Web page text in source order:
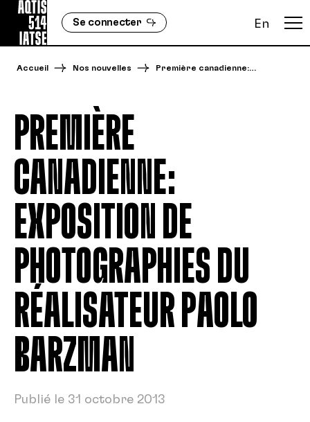
Se connecter En
Accueil Nos nouvelles Première canadienne:…
PREMIÈRE
CANADIENNE:
EXPOSITION DE
PHOTOGRAPHIES DU
RÉALISATEUR PAOLO
BARZMAN
Publié le 31 octobre 2013